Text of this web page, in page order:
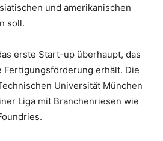
und amerikanischen
soll.
erste Start-up überhaupt, das
erhält. Die
Universität München
Liga mit Branchenriesen wie